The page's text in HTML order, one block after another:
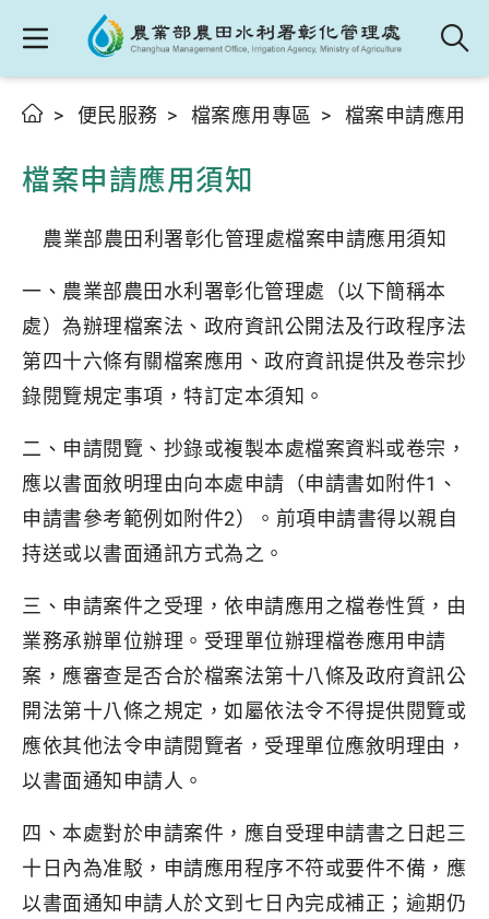
便民服務 檔案應用專區 檔案申請應用
檔案申請應用須知
農業部農田利署彰化管理處檔案申請應用須知
一、農業部農田水利署彰化管理處（以下簡稱本
處）為辦理檔案法、政府資訊公開法及行政程序法
第四十六條有關檔案應用、政府資訊提供及卷宗抄
錄閱覽規定事項，特訂定本須知。
二、申請閱覽、抄錄或複製本處檔案資料或卷宗，
應以書面敘明理由向本處申請（申請書如附件1、
申請書參考範例如附件2）。前項申請書得以親自
持送或以書面通訊方式為之。
三、申請案件之受理，依申請應用之檔卷性質，由
業務承辦單位辦理。受理單位辦理檔卷應用申請
案，應審查是否合於檔案法第十八條及政府資訊公
開法第十八條之規定，如屬依法令不得提供閱覽或
應依其他法令申請閱覽者，受理單位應敘明理由，
以書面通知申請人。
四、本處對於申請案件，應自受理申請書之日起三
十日內為准駁，申請應用程序不符或要件不備，應
以書面通知申請人於文到七日內完成補正；逾期仍